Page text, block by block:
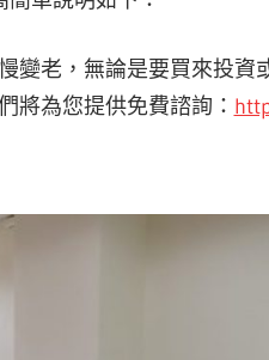
變老，無論是要買來投資
將為您提供免費諮詢：